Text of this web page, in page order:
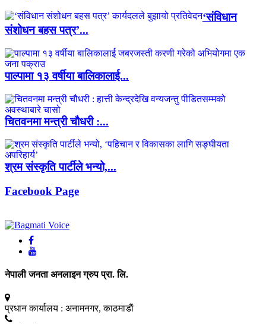
‘संविधान
संशोधन बहस पत्र’...
पाल्पामा १३ वर्षीया बालिकालाई...
चितवनमा मन्त्री चौधरी :...
श्रम संस्कृति पार्टीले भन्यो,...
Facebook Page
नेपाली जनता अनलाइन ग्रुप प्रा. लि.
प्रधान कार्यालय : अनामनगर, काठमाडाैं